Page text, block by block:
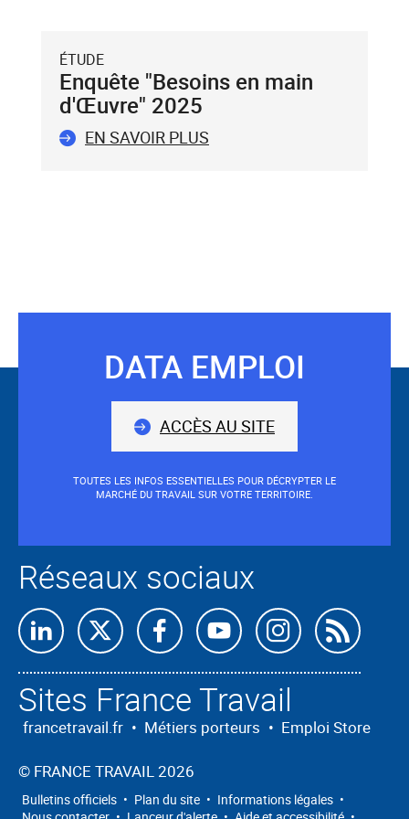
clavier.
Vous
ne
pouvez
clé
ÉTUDE
Enquête "Besoins en main
d'Œuvre" 2025
EN SAVOIR PLUS
Suivez-DATA EMPLOI
ACCÈS AU SITE
TOUTES LES INFOS ESSENTIELLES POUR DÉCRYPTER LE
MARCHÉ DU TRAVAIL SUR VOTRE TERRITOIRE.
Réseaux sociaux
Retrouvez-
nous
sur
Linkedin
Retrouvez-
nous
sur
X
Retrouvez-
nous
sur
Facebook
Retrouvez-
nous
sur
Youtube
Retrouvez-
nous
Instagram
nous
nos
Sites France Travail
francetravail.fr • Métiers porteurs • Emploi Store
© FRANCE TRAVAIL 2026
Bulletins officiels • Plan du site • Informations légales •